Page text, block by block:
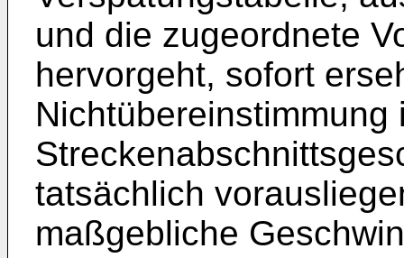
und die zugeordnete
hervorgeht, sofort
Nichtübereinstimmung
tatsächlich
maßgebliche